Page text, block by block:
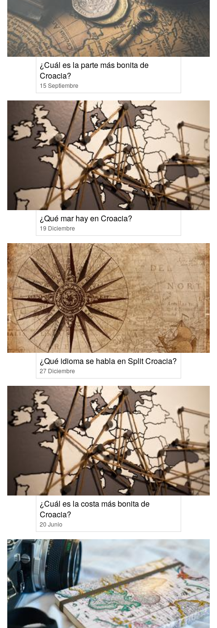
¿Cuál es la parte más bonita de
Croacia?
15 Septiembre
¿Qué mar hay en Croacia?
19 Diciembre
¿Qué idioma se habla en Split Croacia?
27 Diciembre
¿Cuál es la costa más bonita de
Croacia?
20 Junio